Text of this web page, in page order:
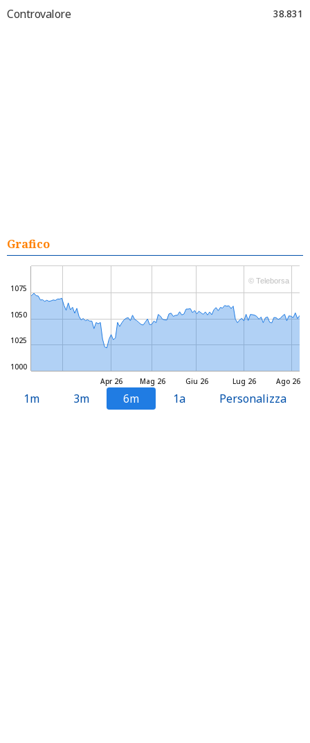
Controvalore 38.831
Grafico
Mag 26 Lug 26
Apr 26 Giu 26 Ago 26
1000
1025
1050
1075
© Teleborsa
1m 3m 6m 1a Personalizza